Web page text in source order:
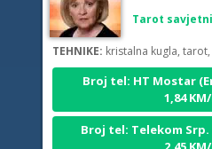
TEHNIKE:kristalna kugla, tarot,
Broj tel: HT Mostar
1,84
Broj tel: Telekom Srp.
2,45